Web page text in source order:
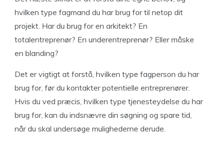
hvilken type fagmand du har brug for til netop dit
projekt. Har du brug for en arkitekt? En
totalentreprenør? En underentreprenør? Eller måske
en blanding?
Det er vigtigt at forstå, hvilken type fagperson du har
brug for, før du kontakter potentielle entreprenører.
Hvis du ved præcis, hvilken type tjenesteydelse du har
brug for, kan du indsnævre din søgning og spare tid,
når du skal undersøge mulighederne derude.